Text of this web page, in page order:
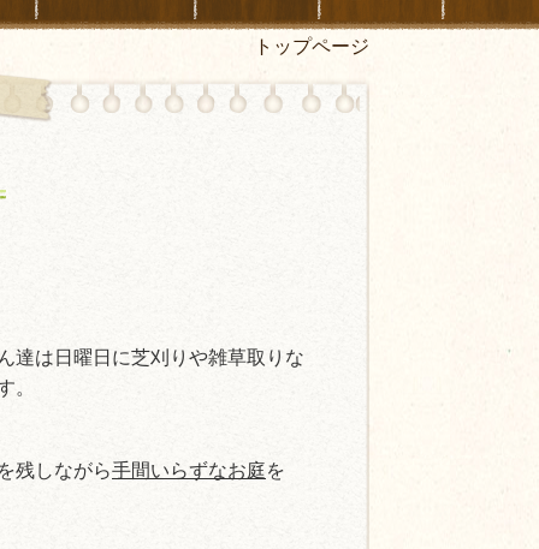
トップページ
達は日曜日に芝刈りや雑草取りな
。
残しながら手間いらずなお庭を